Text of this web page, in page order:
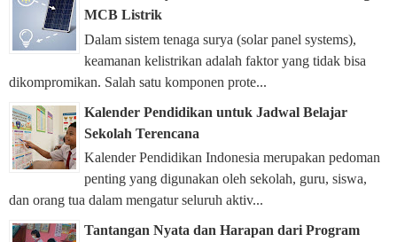
MCB Listrik
Dalam sistem tenaga surya (solar panel systems),
keamanan kelistrikan adalah faktor yang tidak bisa
dikompromikan. Salah satu komponen prote...
Kalender Pendidikan untuk Jadwal Belajar
Sekolah Terencana
Kalender Pendidikan Indonesia merupakan pedoman
penting yang digunakan oleh sekolah, guru, siswa,
dan orang tua dalam mengatur seluruh aktiv...
Tantangan Nyata dan Harapan dari Program